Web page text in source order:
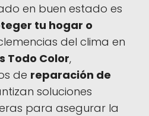
en buen estado es
tu hogar o
del clima en
Todo Color,
de reparación de
soluciones
para asegurar la